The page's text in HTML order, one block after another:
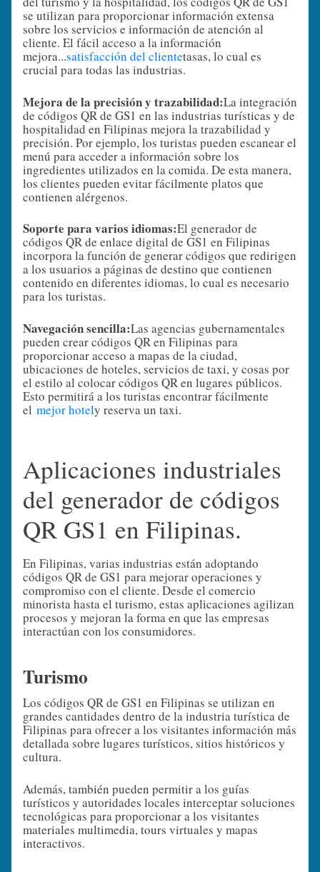
se utilizan para proporcionar información extensa
sobre los servicios e información de atención al
cliente. El fácil acceso a la información
mejora...satisfacción del clientetasas, lo cual es
crucial para todas las industrias.
Mejora de la precisión y trazabilidad:La integración
de códigos QR de GS1 en las industrias turísticas y de
hospitalidad en Filipinas mejora la trazabilidad y
precisión. Por ejemplo, los turistas pueden escanear el
menú para acceder a información sobre los
ingredientes utilizados en la comida. De esta manera,
los clientes pueden evitar fácilmente platos que
contienen alérgenos.
Soporte para varios idiomas:El generador de
códigos QR de enlace digital de GS1 en Filipinas
incorpora la función de generar códigos que redirigen
a los usuarios a páginas de destino que contienen
contenido en diferentes idiomas, lo cual es necesario
para los turistas.
Navegación sencilla:Las agencias gubernamentales
pueden crear códigos QR en Filipinas para
proporcionar acceso a mapas de la ciudad,
ubicaciones de hoteles, servicios de taxi, y cosas por
el estilo al colocar códigos QR en lugares públicos.
Esto permitirá a los turistas encontrar fácilmente
el mejor hotely reserva un taxi.
Aplicaciones industriales
del generador de códigos
QR GS1 en Filipinas.
En Filipinas, varias industrias están adoptando
códigos QR de GS1 para mejorar operaciones y
compromiso con el cliente. Desde el comercio
minorista hasta el turismo, estas aplicaciones agilizan
procesos y mejoran la forma en que las empresas
interactúan con los consumidores.
Turismo
Los códigos QR de GS1 en Filipinas se utilizan en
grandes cantidades dentro de la industria turística de
Filipinas para ofrecer a los visitantes información más
detallada sobre lugares turísticos, sitios históricos y
cultura.
Además, también pueden permitir a los guías
turísticos y autoridades locales interceptar soluciones
tecnológicas para proporcionar a los visitantes
materiales multimedia, tours virtuales y mapas
interactivos.